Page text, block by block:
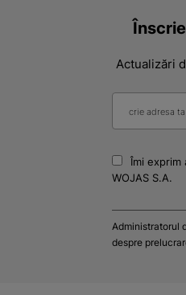
Actualizări
Îmi exprim
WOJAS S.A.
Administratorul
despre